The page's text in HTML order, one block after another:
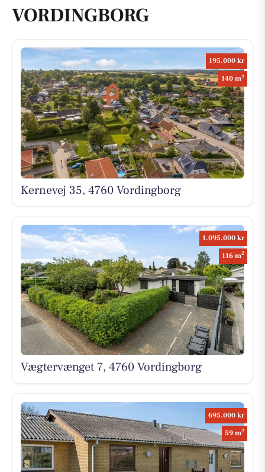
VORDINGBORG
195.000 kr
140 m2
Kernevej 35, 4760 Vordingborg
1.095.000 kr
116 m2
Vægtervænget 7, 4760 Vordingborg
695.000 kr
59 m2